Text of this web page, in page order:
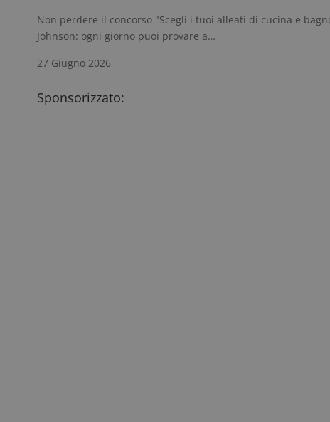
Non perdere il concorso "Scegli i tuoi alleati di cucina e
Johnson: ogni giorno puoi provare a…
27 Giugno 2026
Sponsorizzato: